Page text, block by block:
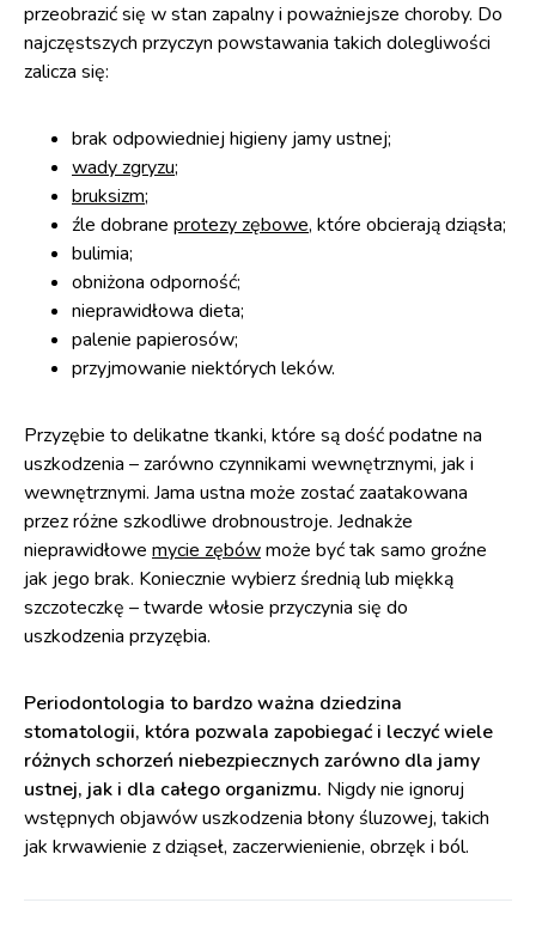
przeobrazić się w stan zapalny i poważniejsze choroby. Do
najczęstszych przyczyn powstawania takich dolegliwości
zalicza się:
brak odpowiedniej higieny jamy ustnej;
wady zgryzu;
bruksizm;
źle dobrane protezy zębowe, które obcierają dziąsła;
bulimia;
obniżona odporność;
nieprawidłowa dieta;
palenie papierosów;
przyjmowanie niektórych leków.
Przyzębie to delikatne tkanki, które są dość podatne na
uszkodzenia – zarówno czynnikami wewnętrznymi, jak i
wewnętrznymi. Jama ustna może zostać zaatakowana
przez różne szkodliwe drobnoustroje. Jednakże
nieprawidłowe mycie zębówmoże być tak samo groźne
jak jego brak. Koniecznie wybierz średnią lub miękką
szczoteczkę – twarde włosie przyczynia się do
uszkodzenia przyzębia.
Periodontologia to bardzo ważna dziedzina
stomatologii, która pozwala zapobiegać i leczyć wiele
różnych schorzeń niebezpiecznych zarówno dla jamy
ustnej, jak i dla całego organizmu. Nigdy nie ignoruj
wstępnych objawów uszkodzenia błony śluzowej, takich
jak krwawienie z dziąseł, zaczerwienienie, obrzęk i ból.